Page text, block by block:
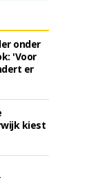
onder
'Voor
er
kiest